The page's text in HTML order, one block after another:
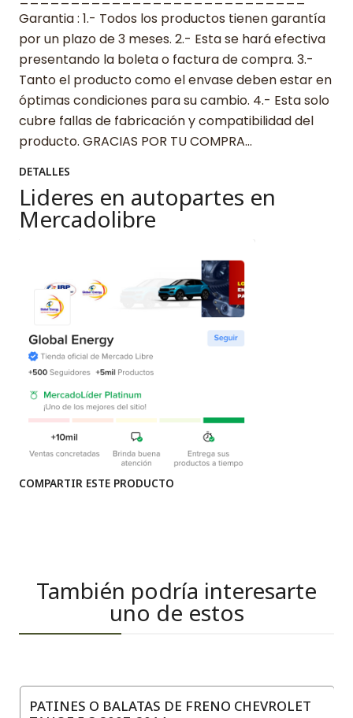
Garantia : 1.- Todos los productos tienen garantía
por un plazo de 3 meses. 2.- Esta se hará efectiva
presentando la boleta o factura de compra. 3.-
Tanto el producto como el envase deben estar en
óptimas condiciones para su cambio. 4.- Esta solo
cubre fallas de fabricación y compatibilidad del
producto. GRACIAS POR TU COMPRA…
DETALLES
Lideres en autopartes en
Mercadolibre
COMPARTIR ESTE PRODUCTO
También podría interesarte
uno de estos
PATINES O BALATAS DE FRENO CHEVROLET